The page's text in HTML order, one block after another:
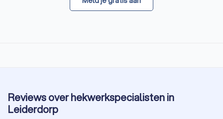
Reviews over hekwerkspecialisten in
Leiderdorp